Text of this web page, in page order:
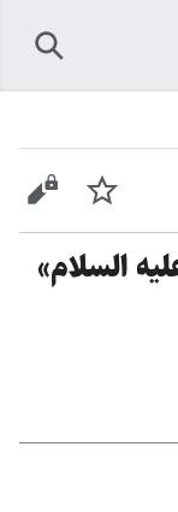
پیگیری
السلام»